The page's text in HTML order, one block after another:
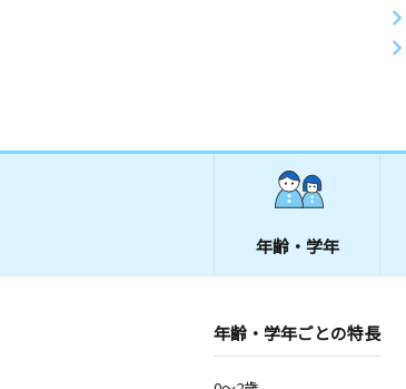
年齢・学年
年齢・学年ごとの特長